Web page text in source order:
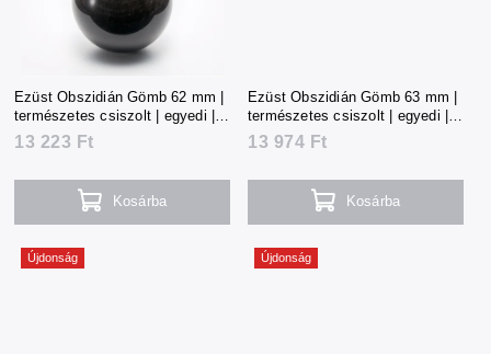
Ezüst Obszidián Gömb 62 mm |
természetes csiszolt | egyedi |
291 g | Mexikó
13 223 Ft
Kosárba
Ezüst Obszidián Gömb 63 mm |
természetes csiszolt | egyedi |
310 g | Mexikó
13 974 Ft
Kosárba
Újdonság Újdonság